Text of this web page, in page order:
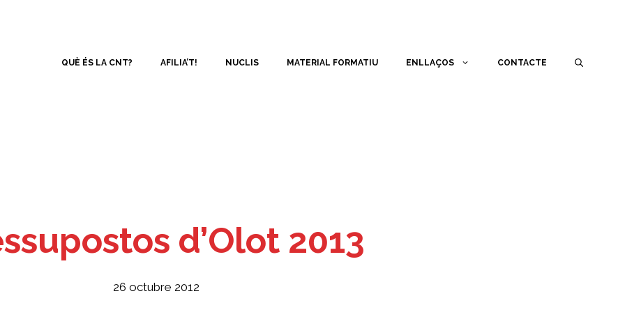
QUÈ ÉS LA CNT? AFILIA’T! NUCLIS MATERIAL FORMATIU ENLLAÇOS CONTACTE
d’Olot 2013
26 octubre 2012